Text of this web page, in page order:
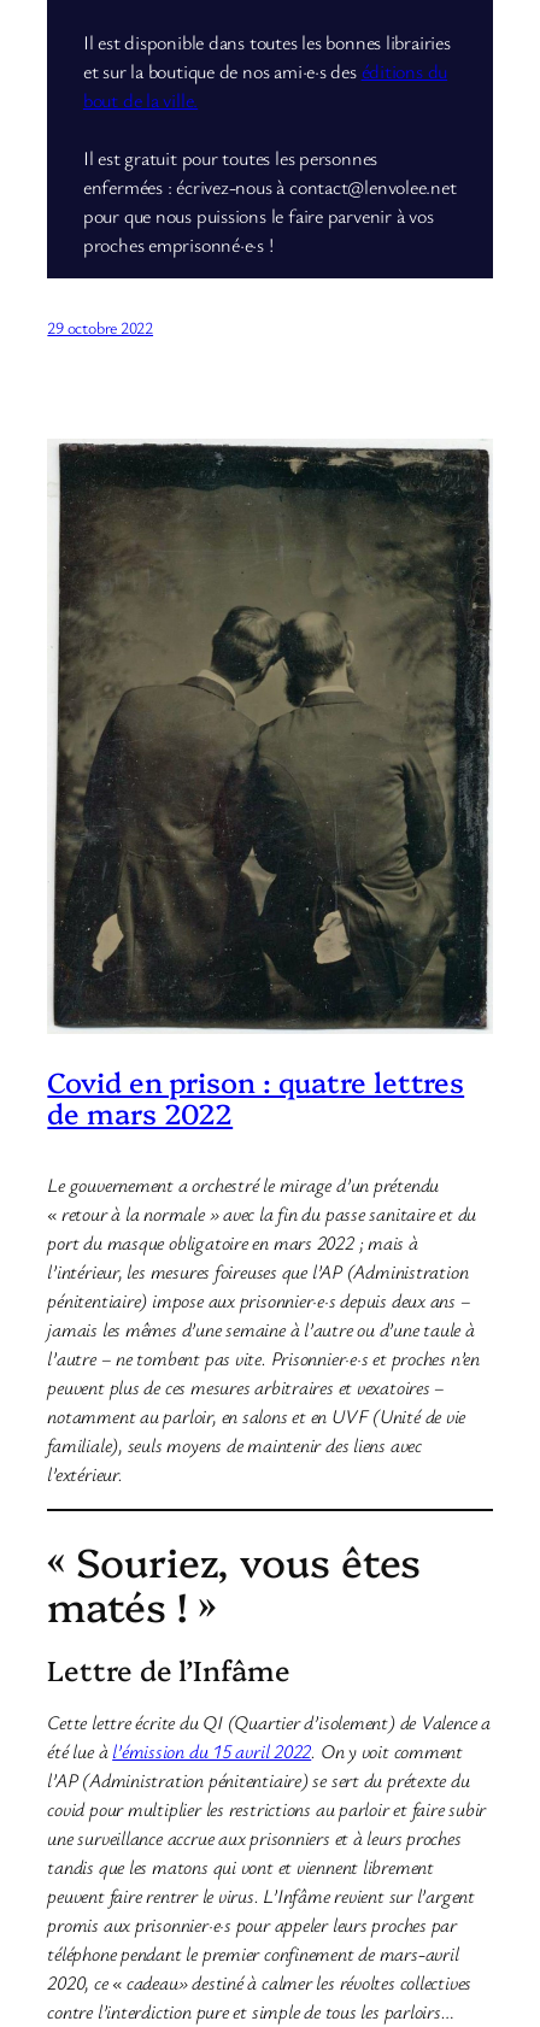
Il est disponible dans toutes les bonnes librairies
et sur la boutique de nos ami·e·s deséditions du
bout de la ville.
Il est gratuit pour toutes les personnes
enfermées : écrivez-nous à contact@lenvolee.net
pour que nous puissions le faire parvenir à vos
proches emprisonné·e·s !
29 octobre 2022
Covid en prison : quatre lettres
de mars 2022
Le gouvernement a orchestré le mirage d’un prétendu
« retour à la normale » avec la fin du passe sanitaire et du
port du masque obligatoire en mars 2022 ; mais à
l’intérieur, les mesures foireuses que l’AP (Administration
pénitentiaire) impose aux prisonnier·e·s depuis deux ans –
jamais les mêmes d’une semaine à l’autre ou d’une taule à
l’autre – ne tombent pas vite. Prisonnier·e·s et proches n’en
peuvent plus de ces mesures arbitraires et vexatoires –
notamment au parloir, en salons et en UVF (Unité de vie
familiale), seuls moyens de maintenir des liens avec
l’extérieur.
« Souriez, vous êtes
matés ! »
Lettre de l’Infâme
Cette lettre écrite du QI (Quartier d’isolement) de Valence a
été lue àl’émission du 15 avril 2022. On y voit comment
l’AP (Administration pénitentiaire) se sert du prétexte du
covid pour multiplier les restrictions au parloir et faire subir
une surveillance accrue aux prisonniers et à leurs proches
tandis que les matons qui vont et viennent librement
peuvent faire rentrer le virus. L’Infâme revient sur l’argent
promis aux prisonnier·e·s pour appeler leurs proches par
téléphone pendant le premier confinement de mars-avril
2020, ce « cadeau» destiné à calmer les révoltes collectives
contre l’interdiction pure et simple de tous les parloirs…